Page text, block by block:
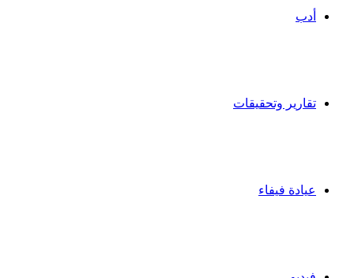
أدب
تقارير وتحقيقات
عيادة فيفاء